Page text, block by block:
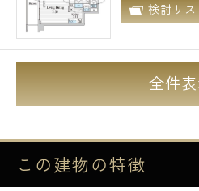
検討リ
全件
この建物の特徴